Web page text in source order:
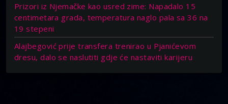
Prizori iz Njemačke kao usred zime: Napadalo 15
centimetara grada, temperatura naglo pala sa 36 na
19 stepeni
Alajbegović prije transfera trenirao u Pjanićevom
dresu, dalo se naslutiti gdje će nastaviti karijeru